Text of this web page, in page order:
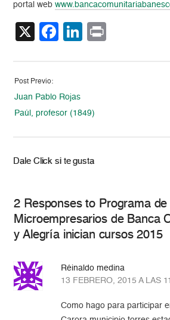
portal web
X Facebook
LinkedIn
Post Previo:
Juan Pablo Rojas
Paúl, profesor (1849)
Dale Click si te gusta
2 Responses to Programa de
Microempresarios de Banca
y Alegría inician cursos 2015
Réinaldo medina
13 FEBRERO, 2015 A LAS
Como hago para participar